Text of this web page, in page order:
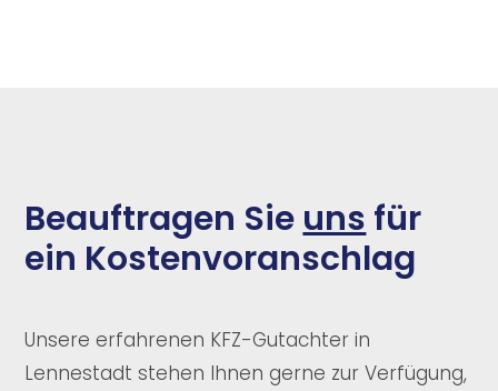
Beauftragen Sie uns für
ein Kostenvoranschlag
Unsere erfahrenen KFZ-Gutachter in
Lennestadt stehen Ihnen gerne zur Verfügung,